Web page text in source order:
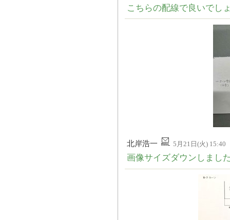
こちらの配線で良いでし
北岸浩一 5月21日(火) 15:40
画像サイズダウンしまし